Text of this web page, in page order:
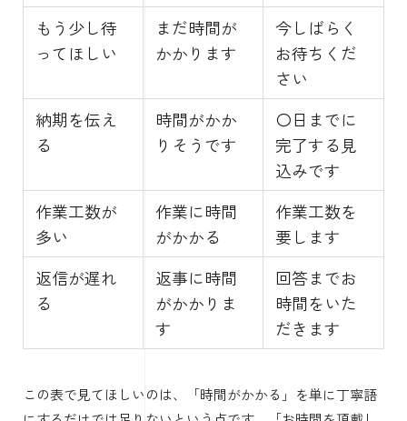
もう少し待
ってほしい
まだ時間が
かかります
今しばらく
お待ちくだ
さい
納期を伝え
る
時間がかか
りそうです
〇日までに
完了する見
込みです
作業工数が
多い
作業に時間
がかかる
作業工数を
要します
返信が遅れ
る
返事に時間
がかかりま
す
回答までお
時間をいた
だきます
この表で見てほしいのは、「時間がかかる」を単に丁寧語